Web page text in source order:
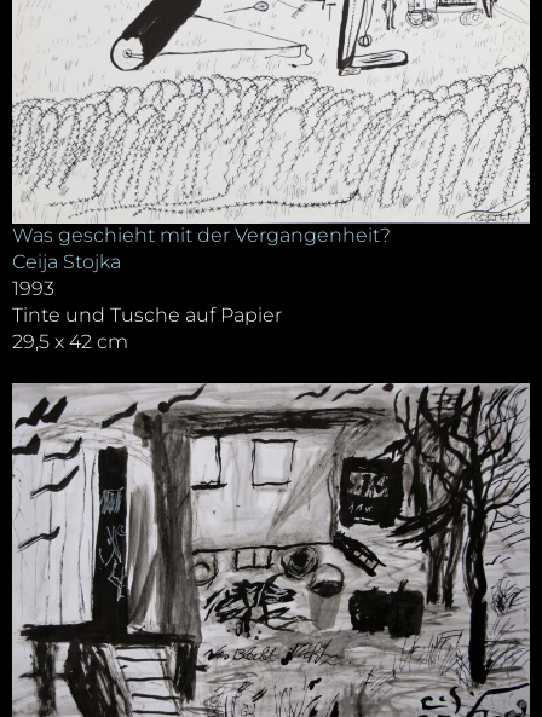
Was geschieht mit der Vergangenheit?
Ceija Stojka
1993
Tinte und Tusche auf Papier
29,5 x 42 cm